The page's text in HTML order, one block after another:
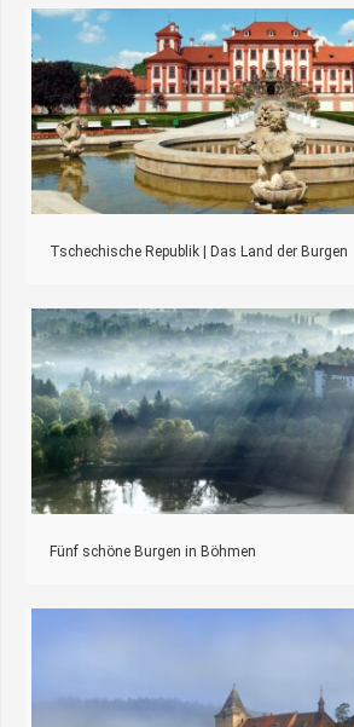
Tschechische Republik | Das Land der Burgen
Fünf schöne Burgen in Böhmen